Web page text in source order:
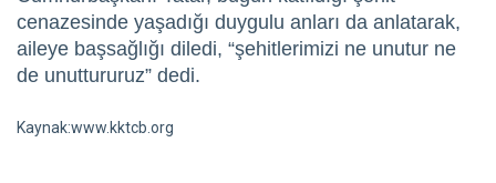
cenazesinde yaşadığı duygulu anları da anlatarak,
aileye başsağlığı diledi, “şehitlerimizi ne unutur ne
de unuttururuz” dedi.
Kaynak:www.kktcb.org